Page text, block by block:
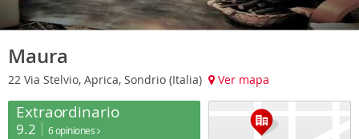
Maura
22 Via Stelvio, Aprica, Sondrio (Italia) Ver mapa
Extraordinario
9.2 6 opiniones